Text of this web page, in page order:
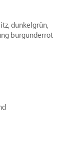
dunkelgrün,
burgunderrot